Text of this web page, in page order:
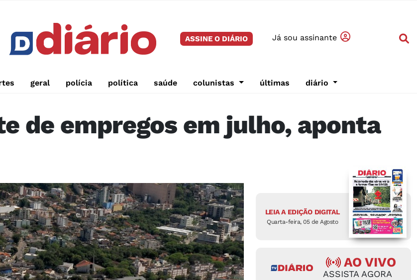
ASSINE O DIÁRIO Já sou assinante
geral polícia política saúde colunistas últimas diário
de empregos em julho, aponta
LEIA A EDIÇÃO DIGITAL
Quarta-feira, 05 de Agosto
AO VIVO
ASSISTA AGORA